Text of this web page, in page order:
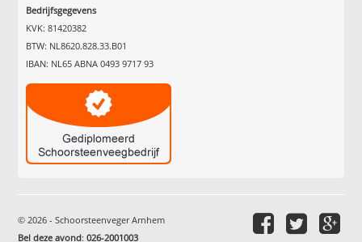
Bedrijfsgegevens
KVK: 81420382
BTW: NL8620.828.33.B01
IBAN: NL65 ABNA 0493 9717 93
© 2026 - Schoorsteenveger Arnhem
Bel deze avond:026-2001003